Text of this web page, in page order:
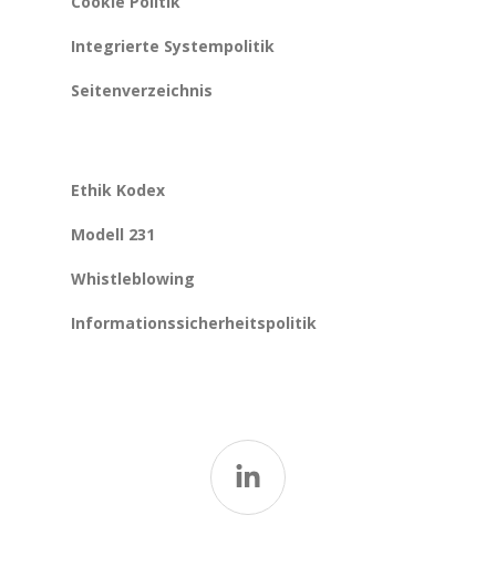
Integrierte Systempolitik
Seitenverzeichnis
Ethik Kodex
Modell 231
Whistleblowing
Informationssicherheitspolitik